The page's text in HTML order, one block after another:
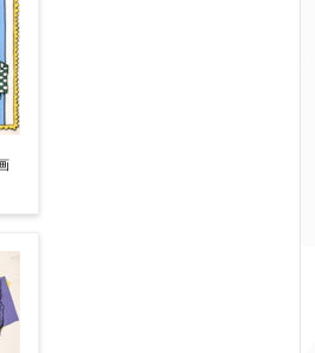
任意】
された査定額がございました
。その価格が適切かお返事申